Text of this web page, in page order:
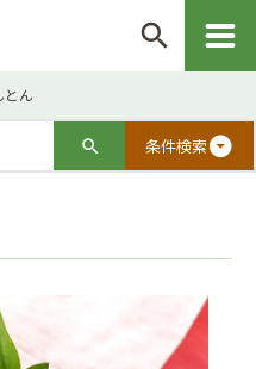
search
とん
条件検索arrow_drop_down_circle